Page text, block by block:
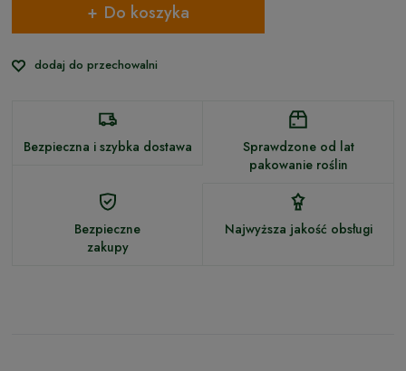
Do koszyka
dodaj do przechowalni
Bezpieczna i szybka dostawa
Sprawdzone od lat
pakowanie roślin
Bezpieczne
zakupy
Najwyższa jakość obsługi